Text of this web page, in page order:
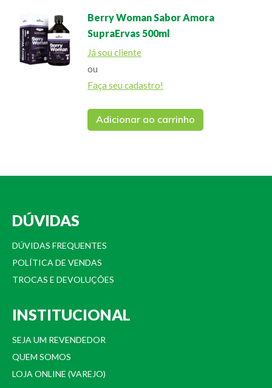
Berry Woman Sabor Amora
SupraErvas 500ml
Já sou cliente
ou
Faça seu cadastro!
Adicionar ao carrinho
DÚVIDAS
DÚVIDAS FREQUENTES
POLÍTICA DE VENDAS
TROCAS E DEVOLUÇÕES
INSTITUCIONAL
SEJA UM REVENDEDOR
QUEM SOMOS
LOJA ONLINE (VAREJO)